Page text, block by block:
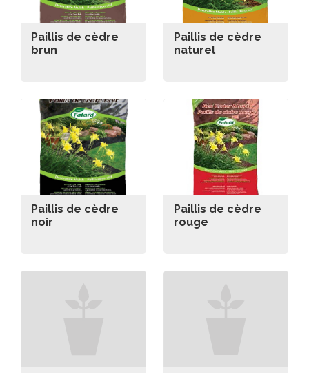
Paillis de cèdre
brun
Paillis de cèdre
naturel
Paillis de cèdre
noir
Paillis de cèdre
rouge